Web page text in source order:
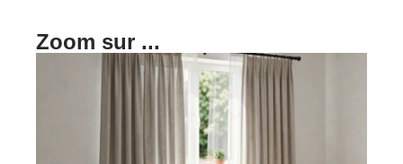
Zoom sur ...